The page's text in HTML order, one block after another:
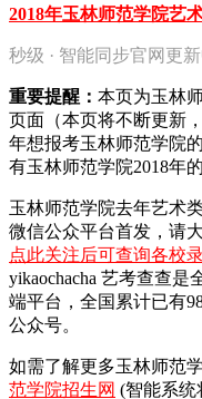
2018年玉林师范学院艺
秒级 · 智能同步官网更
重要提醒： 本页为玉林
页面（本页将不断更新
年想报考玉林师范学院
有玉林师范学院2018年
玉林师范学院去年艺术
微信公众平台首发， 请
点此关注后可查询各校
yikaochacha 艺考查查是
端平台，全国累计已有
公众号。
如需了解更多玉林师范
范学院招生网 (智能系统